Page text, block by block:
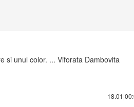
si unul color. ... Viforata Dambovita